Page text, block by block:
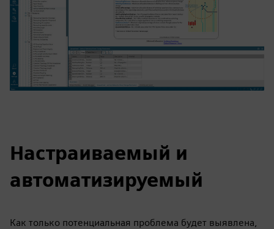
Настраиваемый и
автоматизируемый
Как только потенциальная проблема будет выявлена,